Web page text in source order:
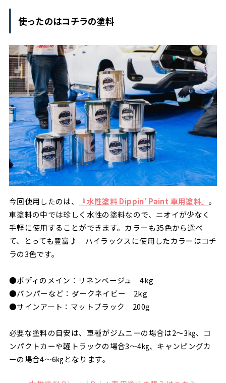
使ったのはコチラの塗料
今回使用したのは、 『水性塗料 Dippin’ Paint 車用塗料』。
車塗料の中では珍しく水性の塗料なので、ニオイが少なく
手軽に使用することができます。カラーも35色から選べ
て、とっても豊富♪ ハイラックスに使用したカラーはコチ
ラの3色です。
●ボディのメイン：リネンベージュ 4kg
●バンパーなど：ダークネイビー 2kg
●サインアート：マットブラック 200g
必要な塗料の目安は、車種がジムニーの場合は2～3㎏、コ
ンパクトカーや軽トラックの場合3～4㎏、キャンピングカ
ーの場合4～6㎏となります。